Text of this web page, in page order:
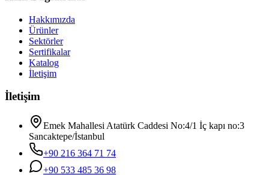
Hakkımızda
Ürünler
Sektörler
Sertifikalar
Katalog
İletişim
İletişim
Emek Mahallesi Atatürk Caddesi No:4/1 İç kapı no:3
Sancaktepe/İstanbul
+90 216 364 71 74
+90 533 485 36 98